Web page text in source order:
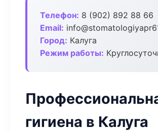
Телефон: 8 (902) 892 88 66
Email:
Город: Калуга
Режим работы:
гигиена в Калуга